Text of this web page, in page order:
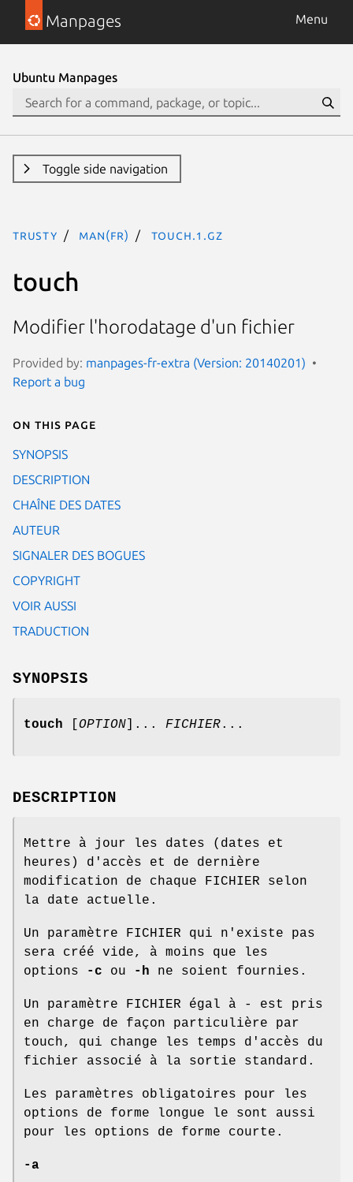
Manpages Menu
Ubuntu Manpages
Toggle side navigation
trusty man(fr) touch.1.gz
touch
Modifier l'horodatage d'un fichier
Provided by: manpages-fr-extra (Version: 20140201)
Report a bug
On this page
SYNOPSIS
DESCRIPTION
CHAÎNE DES DATES
AUTEUR
SIGNALER DES BOGUES
COPYRIGHT
VOIR AUSSI
TRADUCTION
SYNOPSIS
touch OPTION ]... FICHIER...
DESCRIPTION
Mettre à jour les dates (dates et
heures) d'accès et de dernière
modification de chaque FICHIER selon
la date actuelle.
Un paramètre FICHIER qui n'existe pas
sera créé vide, à moins que les
options
-c ou -h ne soient fournies.
Un paramètre FICHIER égal à - est pris
en charge de façon particulière par
touch, qui change les temps d'accès du
fichier associé à la sortie standard.
Les paramètres obligatoires pour les
options de forme longue le sont aussi
pour les options de forme courte.
-a